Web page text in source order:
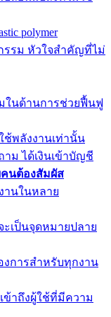
polymer
รรม หัวใจสำคัญที่ไม่
ในด้านการช่วยฟื้นฟู
ช้พลังงานเท่านั้น
ม ได้เงินเข้าบัญชี
คนต้องสัมผัส
านในหลาย
เป็นจุดหมายปลาย
การสำหรับทุกงาน
ข้าถึงผู้ใช้ที่มีความ